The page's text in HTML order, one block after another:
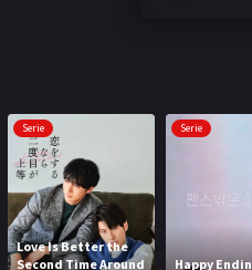
Serie
Love Is Better the
Second Time Around
Serie
Happy